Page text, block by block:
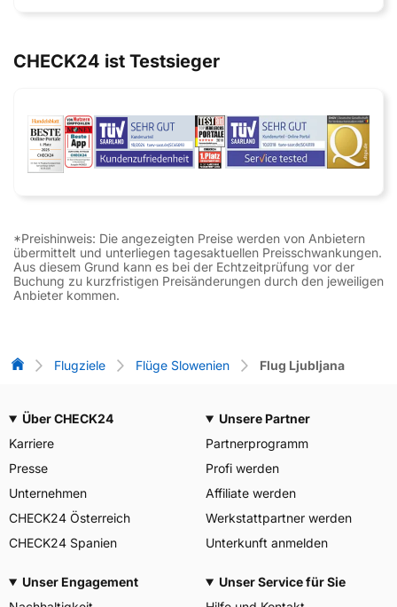
CHECK24 ist Testsieger
*Preishinweis: Die angezeigten Preise werden von Anbietern
übermittelt und unterliegen tagesaktuellen Preisschwankungen.
Aus diesem Grund kann es bei der Echtzeitprüfung vor der
Buchung zu kurzfristigen Preisänderungen durch den jeweiligen
Anbieter kommen.
Flug-Vergleich
Flugziele Flüge Slowenien Flug Ljubljana
Über CHECK24
Karriere
Presse
Unternehmen
CHECK24 Österreich
CHECK24 Spanien
Unsere Partner
Partnerprogramm
Profi werden
Affiliate werden
Werkstattpartner werden
Unterkunft anmelden
Unser Engagement
Unser Service für Sie